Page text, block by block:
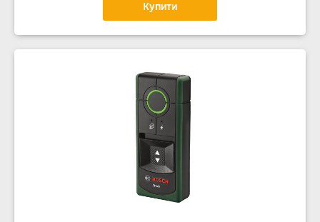
Купити